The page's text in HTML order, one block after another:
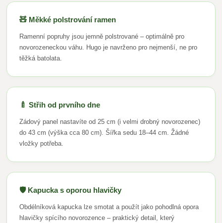
🧸 Měkké polstrování ramen
Ramenní popruhy jsou jemně polstrované – optimálně pro
novorozeneckou váhu. Hugo je navrženo pro nejmenší, ne pro
těžká batolata.
🍼 Střih od prvního dne
Zádový panel nastavíte od 25 cm (i velmi drobný novorozenec)
do 43 cm (výška cca 80 cm). Šířka sedu 18–44 cm. Žádné
vložky potřeba.
🛡️ Kapucka s oporou hlavičky
Obdélníková kapucka lze smotat a použít jako pohodlná opora
hlavičky spícího novorozence – praktický detail, který